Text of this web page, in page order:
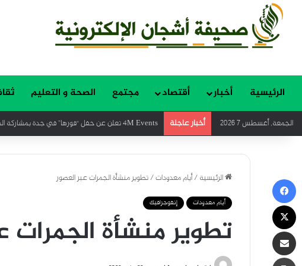
الرئيسية أخبار أقتصاد مجتمع الصحة و التعليم
الجمعة, أغسطس 7 2026 أخبار عاجلة مؤثّرون: الشخصيات التي تقود التحوّل وتصنع التأثير في
الرئيسية/أيام معدودات/تطوير منشأة الجمرات عبر العصور
أيام معدودات إنفوجرافيك
تطوير منشأة الجمرات